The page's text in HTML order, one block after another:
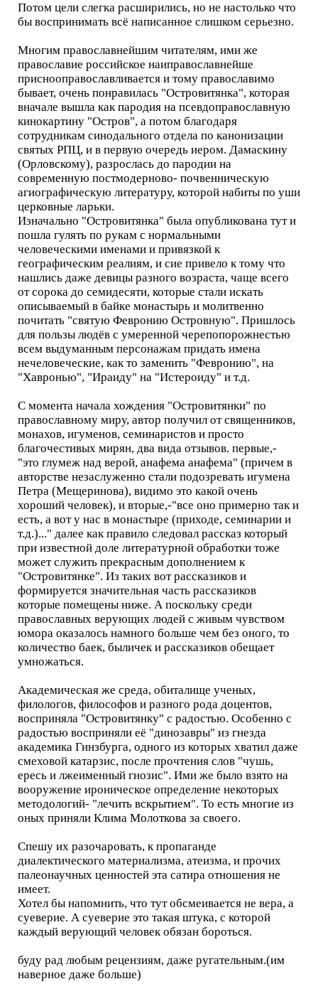
Потом цели слегка расширились, но не настолько что
бы воспринимать всё написанное слишком серьезно.
Многим православнейшим читателям, ими же
православие российское наиправославнейше
приснооправославливается и тому православимо
бывает, очень понравилась "Островитянка", которая
вначале вышла как пародия на псевдоправославную
кинокартину "Остров", а потом благодаря
сотрудникам синодального отдела по канонизации
святых РПЦ, и в первую очередь иером. Дамаскину
(Орловскому), разрослась до пародии на
современную постмодерново- почвенническую
агиографическую литературу, которой набиты по уши
церковные ларьки.
Изначально "Островитянка" была опубликована тут и
пошла гулять по рукам с нормальными
человеческими именами и привязкой к
географическим реалиям, и сие привело к тому что
нашлись даже девицы разного возраста, чаще всего
от сорока до семидесяти, которые стали искать
описываемый в байке монастырь и молитвенно
почитать "святую Февронию Островную". Пришлось
для пользы людёв с умеренной черепопорожнестью
всем выдуманным персонажам придать имена
нечеловеческие, как то заменить "Февронию", на
"Хавронью", "Ираиду" на "Истероиду" и т.д.
С момента начала хождения "Островитянки" по
православному миру, автор получил от священников,
монахов, игуменов, семинаристов и просто
благочестивых мирян, два вида отзывов. первые,-
"это глумеж над верой, анафема анафема" (причем в
авторстве незаслуженно стали подозревать игумена
Петра (Мещеринова), видимо это какой очень
хороший человек), и вторые,-"все оно примерно так и
есть, а вот у нас в монастыре (приходе, семинарии и
т.д.)..." далее как правило следовал рассказ который
при известной доле литературной обработки тоже
может служить прекрасным дополнением к
"Островитянке". Из таких вот рассказиков и
формируется значительная часть рассказиков
которые помещены ниже. А поскольку среди
православных верующих людей с живым чувством
юмора оказалось намного больше чем без оного, то
количество баек, быличек и рассказиков обещает
умножаться.
Академическая же среда, обиталище ученых,
филологов, философов и разного рода доцентов,
восприняла "Островитянку" с радостью. Особенно с
радостью восприняли её "динозавры" из гнезда
академика Гинзбурга, одного из которых хватил даже
смеховой катарзис, после прочтения слов "чушь,
ересь и лжеименный гнозис". Ими же было взято на
вооружение ироническое определение некоторых
методологий- "лечить вскрытием". То есть многие из
оных приняли Клима Молоткова за своего.
Спешу их разочаровать, к пропаганде
диалектического материализма, атеизма, и прочих
палеонаучных ценностей эта сатира отношения не
имеет.
Хотел бы напомнить, что тут обсмеивается не вера, а
суеверие. А суеверие это такая штука, с которой
каждый верующий человек обязан бороться.
буду рад любым рецензиям, даже ругательным.(им
наверное даже больше)